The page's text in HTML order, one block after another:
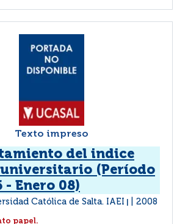
Texto impreso
del indice
(Período
- Enero 08)
Católica de Salta. IAEI 2008
papel.